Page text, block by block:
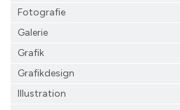
Fotografie
Galerie
Grafik
Grafikdesign
Illustration